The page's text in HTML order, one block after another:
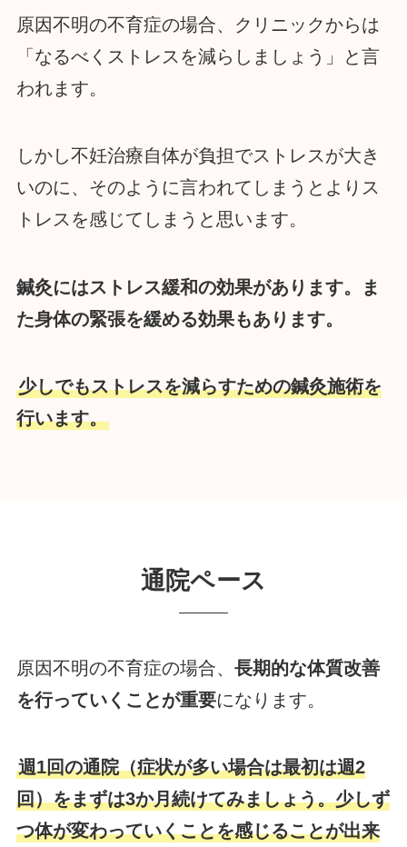
原因不明の不育症の場合、クリニックからは
「なるべくストレスを減らしましょう」と言
われます。
しかし不妊治療自体が負担でストレスが大き
いのに、そのように言われてしまうとよりス
トレスを感じてしまうと思います。
鍼灸にはストレス緩和の効果があります。ま
た身体の緊張を緩める効果もあります。
少しでもストレスを減らすための鍼灸施術を
行います。
通院ペース
原因不明の不育症の場合、 長期的な体質改善
を行っていくことが重要になります。
週1回の通院（症状が多い場合は最初は週2
回）をまずは3か月続けてみましょう。少しず
つ体が変わっていくことを感じることが出来